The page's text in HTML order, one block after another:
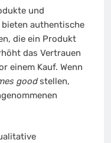
und
authentische
die ein Produkt
das Vertrauen
einem Kauf. Wenn
goodstellen,